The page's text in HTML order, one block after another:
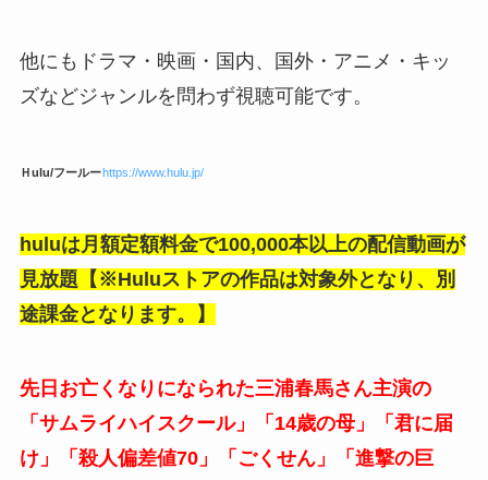
他にもドラマ・映画・国内、国外・アニメ・キッ
ズなどジャンルを問わず視聴可能です。
Ｈulu/フールーhttps://www.hulu.jp/
huluは月額定額料金で100,000本以上の配信動画が
見放題【※Huluストアの作品は対象外となり、別
途課金となります。】
先日お亡くなりになられた三浦春馬さん主演の
「サムライハイスクール」「14歳の母」「君に届
け」「殺人偏差値70」「ごくせん」「進撃の巨